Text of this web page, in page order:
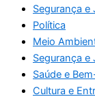
Segurança e
Política
Meio
Segurança e
Saúde e
Cultura e